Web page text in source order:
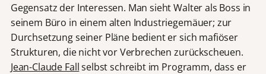
Gegensatz der Interessen. Man sieht Walter als Boss in
seinem Büro in einem alten Industriegemäuer; zur
Durchsetzung seiner Pläne bedient er sich mafiöser
Strukturen, die nicht vor Verbrechen zurückscheuen.
Jean-Claude Fallselbst schreibt im Programm, dass er